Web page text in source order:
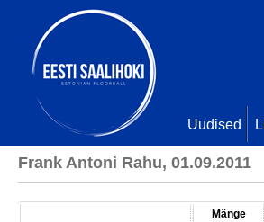
Uudised
Frank Antoni Rahu, 01.09.2011
Mänge